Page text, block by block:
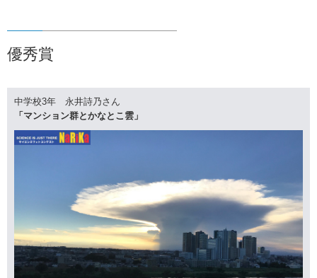
優秀賞
中学校3年 永井詩乃さん
「マンション群とかなとこ雲」